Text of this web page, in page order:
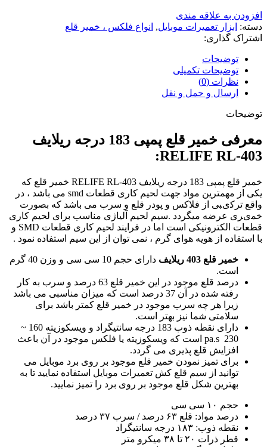
افزودن به علاقه مندی
دسته: ابزار تعمیرات موبایل, انواع فلکس ، خمیر قلع
اشتراک گذاری:
توضیحات
توضیحات تکمیلی
نظرات (0)
ارسال و حمل و نقل
توضیحات
معرفی خمیر قلع پمپی 183 درجه ریلایف
RELIFE RL-403:
خمیر قلع پمپی 183 درجه ریلایف RELIFE RL-403 خمیر ﻗﻠﻊ ﮐﻪ
ﯾﮑﯽ ﺍﺯ ﻣﻬﻤﺘﺮﯾﻦ ﻣﻮﺍﺩ ﺟﻬﺖ لحیم کاری ﻗﻄﻌﺎﺕ smd ﻣﯽ ﺑﺎﺷﺪ ، ﺩﺭ
ﻭﺍﻗﻊ ﺗﺮﮐیﺒﯽ ﺍﺯ ﻓﻼﮐﺲ ﻭ ﭘﻮﺩﺭ ﻗﻠﻊ ﻭ ﺳﺮﺏ ﻣﯽ ﺑﺎﺷﺪ ﮐﻪ ﺑﺼﻮﺭﺕ
ﺧﻤیﺮی ﻋﺮﺿﻪ میگردد .سیم لحیم آلیاژی مناسب برای لحیم کاری
قطعات الکترونیکی است اما در فرایند لحیم کاری قطعات SMD و
با استفاده از هویه هوای گرم ، نمی توان از این سیم استفاده نمود .
خمیر قلع 403 ریلایف
دارای حجم 10 سی سی و وزن 40 گرم
است.
درصد قلع موجود در این خمیر قلع 63 درصد و سرب به کار
رفته شده در آن 37 درصد است که میزان مناسبی می باشد
زیرا هر چه سرب موجود در خمیر قلع کمتر باشد برای
سلامتی شما نیز بهتر است.
دارای نقطه ذوب 183 درجه سانتیگراد و ویسکوزیته 160 ~
230 pa.s است که ویسکوزیته یا فلکس موجود در آن باعث
افزایش قلع پذیری می گردد.
برای تمیز نمودن خمیر قلع موجود بر روی برد موبایل می
توانید از سیم قلع کش تعمیرات موبایل استفاده نمایید تا به
بهترین شکل قلع موجود بر روی برد را تمیز نمایید.
حجم ۱۰ سی سی
درصد مواد: قلع ۶۳ درصد / سرب ۳۷ درصد
نقطه ذوب: ۱۸۳ درجه سانتیگراد
قطر ذرات ۲۰ تا ۳۸ میکرو متر